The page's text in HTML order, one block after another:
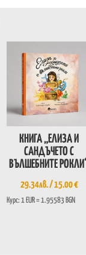
КНИГА „ЕЛИЗА И
САНДЪЧЕТО С
ВЪЛШЕБНИТЕ
29.34лв./ 15.00 €
Курс: 1 EUR = 1.95583 BGN